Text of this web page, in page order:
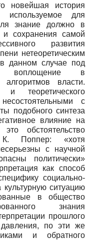
новейшая история
ис­пользуемое для
знание должно в
и сохранения самой
развития
нетеоретическим
данном случае под
воплощение в
алгоритмов власти.
и теоретического
с
подобного синтеза
влияние на
обстоятельство
К. Поппер: «хотя
с научной
политически»
как способ
социально­
ситуацию
в общество
знания
прошлого
давления, по эти же
и обратного